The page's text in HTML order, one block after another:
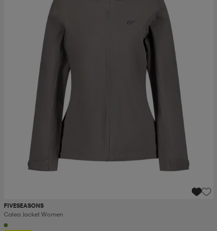
FIVESEASONS
Calea Jacket Women